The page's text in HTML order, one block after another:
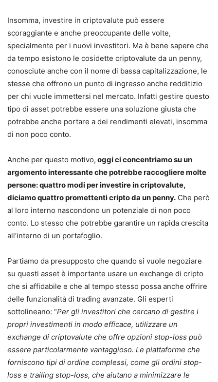
Insomma, investire in criptovalute può essere
scoraggiante e anche preoccupante delle volte,
specialmente per i nuovi investitori. Ma è bene sapere che
da tempo esistono le cosidette criptovalute da un penny,
conosciute anche con il nome di bassa capitalizzazione, le
stesse che offrono un punto di ingresso anche redditizio
per chi vuole immettersi nel mercato. Infatti gestire questo
tipo di asset potrebbe essere una soluzione giusta che
potrebbe anche portare a dei rendimenti elevati, insomma
di non poco conto.
Anche per questo motivo, oggi ci concentriamo su un
argomento interessante che potrebbe raccogliere molte
persone: quattro modi per investire in criptovalute,
diciamo quattro promettenti cripto da un penny. Che però
al loro interno nascondono un potenziale di non poco
conto. Lo stesso che potrebbe garantire un rapida crescita
all’interno di un portafoglio.
Partiamo da presupposto che quando si vuole negoziare
su questi asset è importante usare un exchange di cripto
che si affidabile e che al tempo stesso possa anche offrire
delle funzionalità di trading avanzate. Gli esperti
sottolineano: “Per gli investitori che cercano di gestire i
propri investimenti in modo efficace, utilizzare un
exchange di criptovalute che offre opzioni stop-loss può
essere particolarmente vantaggioso. Le piattaforme che
forniscono tipi di ordine complessi, come gli ordini stop-
loss e trailing stop-loss, che aiutano a minimizzare le